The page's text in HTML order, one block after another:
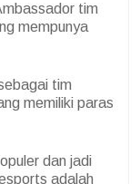
tim
mempunya
tim
memiliki paras
dan jadi
adalah